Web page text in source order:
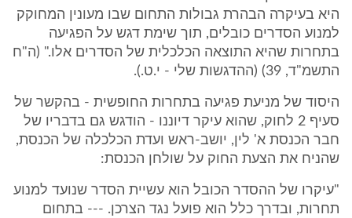
היא בעיקרה הבהרת גבולות התחום שבו מעונין המחוקק
למנוע הסדרים כובלים, תוך שימת דגש על הפגיעה
בתחרות שהיא התוצאה הכלכלית של הסדרים אלו." (ה"ח
התשמ"ד, 39) (ההדגשות שלי - י.ט.).
היסוד של מניעת פגיעה בתחרות החופשית - בהקשר של
סעיף 2 לחוק, שהוא עיקר דיוננו - הודגש גם בדבריו של
חבר הכנסת א' לין, יושב-ראש ועדת הכלכלה של הכנסת,
שהניח את הצעת החוק על שולחן הכנסת:
"עיקרו של ההסדר הכובל הוא עשיית הסדר שנועד למנוע
תחרות, ובדרך כלל הוא פועל נגד הצרכן. --- בתחום